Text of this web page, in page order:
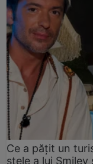
Ce a pățit un
stele a lui Smiley